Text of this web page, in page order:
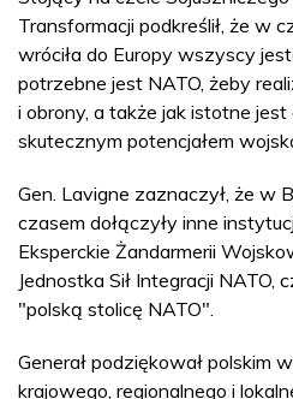
Transformacji podkreślił, że w
wróciła do Europy wszyscy
potrzebne jest NATO, żeby
i obrony, a także jak istotne
skutecznym potencjałem
Gen. Lavigne zaznaczył, że w
czasem dołączyły inne
Eksperckie Żandarmerii
Jednostka Sił Integracji NATO,
"polską stolicę NATO".
Generał podziękował polskim
krajowego, regionalnego i